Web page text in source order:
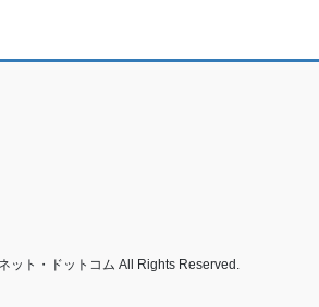
ット・ドットコム All Rights Reserved.